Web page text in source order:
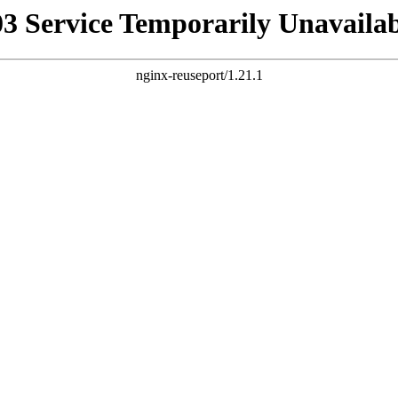
Service Temporarily
nginx-reuseport/1.21.1